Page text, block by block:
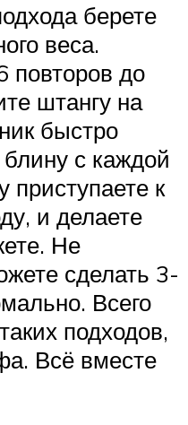
берете
веса.
повторов до
штангу на
быстро
с каждой
приступаете к
и делаете
Не
сделать 3-
Всего
подходов,
Всё вместе